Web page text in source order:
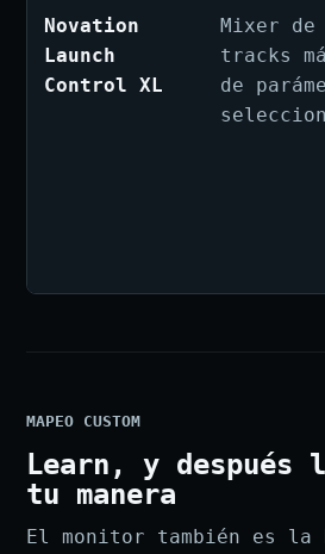
Novation
Launch
Control XL
Mixer de
tracks
de
MAPEO CUSTOM
Learn, y después
tu manera
El monitor también es la